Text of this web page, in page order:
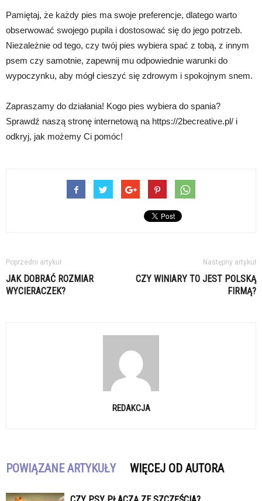
Pamiętaj, że każdy pies ma swoje preferencje, dlatego warto
obserwować swojego pupila i dostosować się do jego potrzeb.
Niezależnie od tego, czy twój pies wybiera spać z tobą, z innym
psem czy samotnie, zapewnij mu odpowiednie warunki do
wypoczynku, aby mógł cieszyć się zdrowym i spokojnym snem.
Zapraszamy do działania! Kogo pies wybiera do spania?
Sprawdź naszą stronę internetową na https://2becreative.pl/ i
odkryj, jak możemy Ci pomóc!
Poprzedni artykuł
JAK DOBRAĆ ROZMIAR
WYCIERACZEK?
Następny artykuł
CZY WINIARY TO JEST POLSKĄ
FIRMĄ?
REDAKCJA
POWIĄZANE ARTYKUŁY WIĘCEJ OD AUTORA